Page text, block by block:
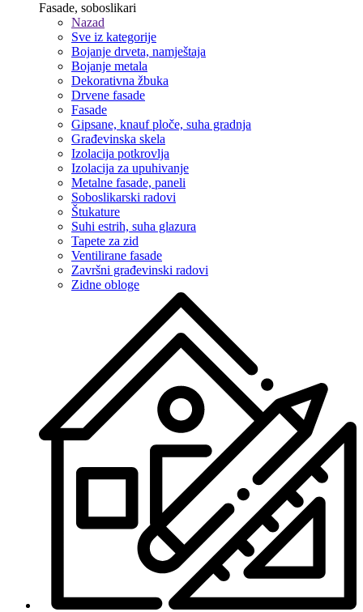
Fasade, soboslikari
Nazad
Sve iz kategorije
Bojanje drveta, namještaja
Bojanje metala
Dekorativna žbuka
Drvene fasade
Fasade
Gipsane, knauf ploče, suha gradnja
Građevinska skela
Izolacija potkrovlja
Izolacija za upuhivanje
Metalne fasade, paneli
Soboslikarski radovi
Štukature
Suhi estrih, suha glazura
Tapete za zid
Ventilirane fasade
Završni građevinski radovi
Zidne obloge